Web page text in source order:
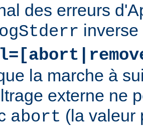
des erreurs
la marche à
externe ne
abort (la valeur